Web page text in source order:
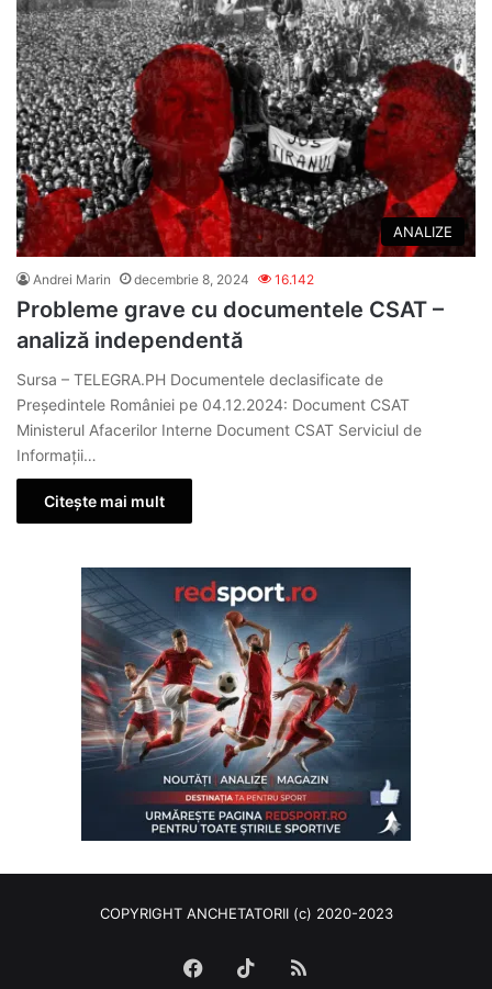
ANALIZE
Andrei Marin decembrie 8, 2024 16.142
Probleme grave cu documentele CSAT –
analiză independentă
Sursa – TELEGRA.PH Documentele declasificate de
Președintele României pe 04.12.2024: Document CSAT
Ministerul Afacerilor Interne Document CSAT Serviciul de
Informații…
Citește mai mult
COPYRIGHT ANCHETATORII (c) 2020-2023
Facebook
TikTok